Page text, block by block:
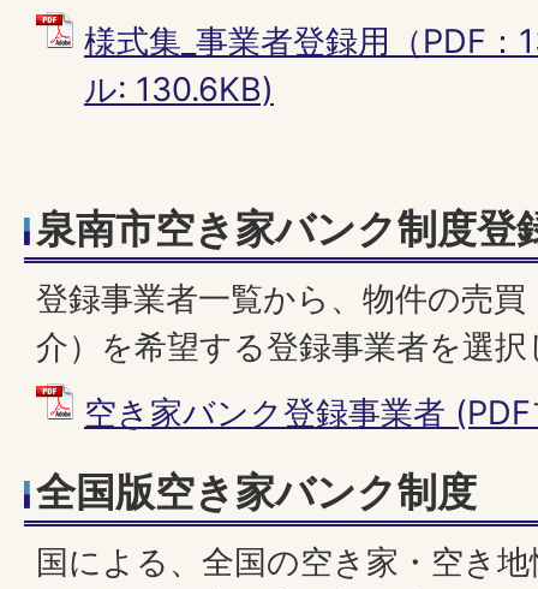
様式集_事業者登録用（PDF
ル: 130.6KB)
泉南市空き家バンク制度登
登録事業者一覧から、物件の売
介）を希望する登録事業者を選
空き家バンク登録事業者
全国版空き家バンク制度
国による、全国の空き家・空き